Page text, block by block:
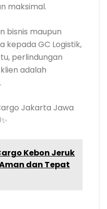
maksimal.
bisnis maupun
kepada GC Logistik,
perlindungan
adalah
Jakarta Jawa
Kebon Jeruk
dan Tepat